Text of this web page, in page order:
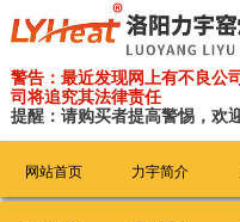
警告：最近发现网上有不良公
司将追究其法律责任
提醒：请购买者提高警惕，欢
网站首页 力宇简介